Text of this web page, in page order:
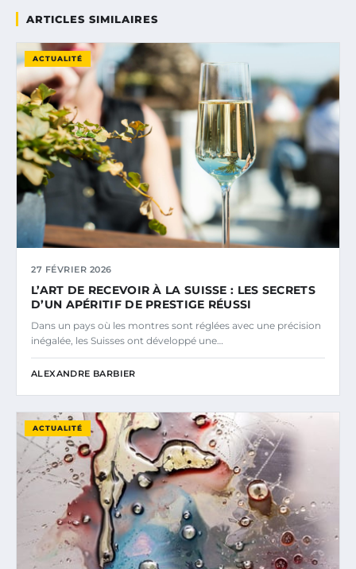
ARTICLES SIMILAIRES
ACTUALITÉ
27 FÉVRIER 2026
L’ART DE RECEVOIR À LA SUISSE : LES SECRETS
D’UN APÉRITIF DE PRESTIGE RÉUSSI
Dans un pays où les montres sont réglées avec une précision
inégalée, les Suisses ont développé une…
ALEXANDRE BARBIER
ACTUALITÉ